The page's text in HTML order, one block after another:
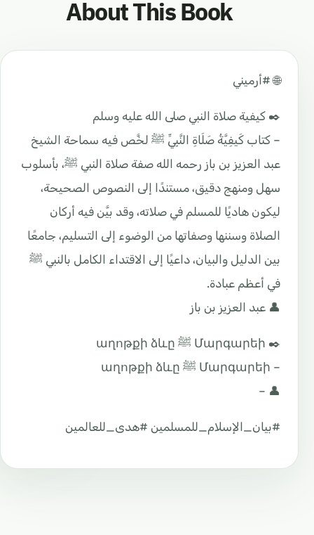
About This Book
🌐 #أرميني
✒️ كيفية صلاة النبي صلى الله عليه وسلم
– كتاب كَيفِيَّةُ صَلَاةِ النَّبِيِّ ﷺ لخَّص فيه سماحة الشيخ
عبد العزيز بن باز رحمه الله صفة صلاة النبي ﷺ، بأسلوب
سهل ومنهج دقيق، مستندًا إلى النصوص الصحيحة،
ليكون هاديًا للمسلم في صلاته، وقد بيَّن فيه أركان
الصلاة وسننها وصفاتها من الوضوء إلى التسليم، جامعًا
بين الدليل والبيان، داعيًا إلى الاقتداء الكامل بالنبي ﷺ
في أعظم عبادة.
👤 عبد العزيز بن باز
✒️ Մարգարեի ﷺ աղոթքի ձևը
– Մարգարեի ﷺ աղոթքի ձևը
👤 –
#بيان_الإسلام_للمسلمين #هدى_للعالمين